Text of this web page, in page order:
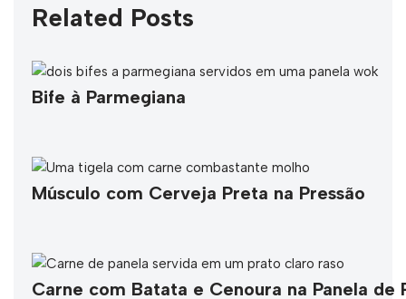
Related Posts
Bife à Parmegiana
Músculo com Cerveja Preta na Pressão
Carne com Batata e Cenoura na Panela de